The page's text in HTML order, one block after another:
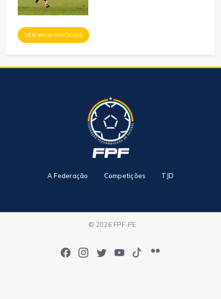
VER MAIS NOTÍCIAS
A Federação Competições TJD
© 2026 FPF-PE